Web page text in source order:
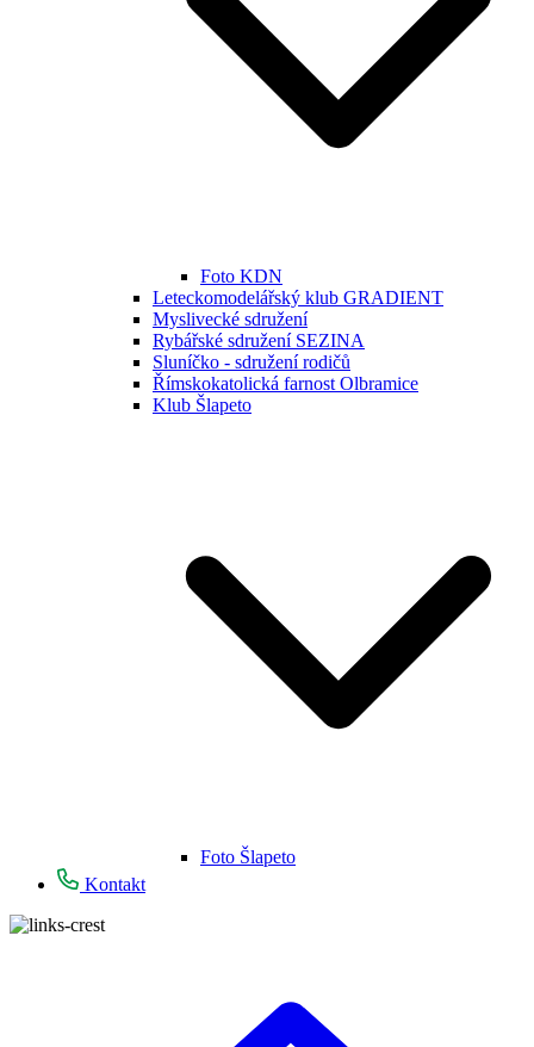
Foto KDN
Leteckomodelářský klub GRADIENT
Myslivecké sdružení
Rybářské sdružení SEZINA
Sluníčko - sdružení rodičů
Římskokatolická farnost Olbramice
Klub Šlapeto
Foto Šlapeto
Kontakt